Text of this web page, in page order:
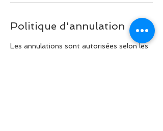
Politique d'annulation
Les annulations sont autorisées selon les